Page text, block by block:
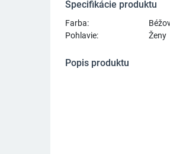
Špecifikácie produktu
Farba:
Pohlavie:
Ženy
Popis produktu